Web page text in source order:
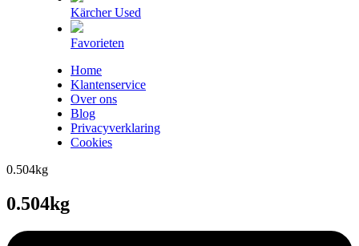
Kärcher Used
Favorieten
Home
Klantenservice
Over ons
Blog
Privacyverklaring
Cookies
0.504kg
0.504kg